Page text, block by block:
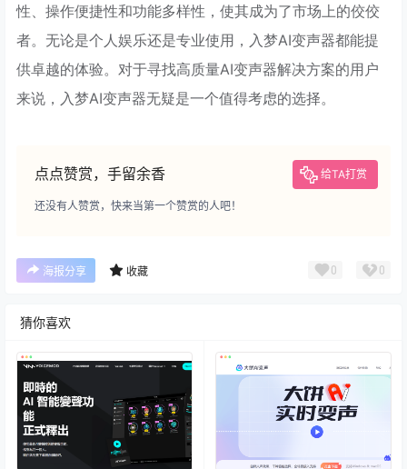
性、操作便捷性和功能多样性，使其成为了市场上的佼佼
者。无论是个人娱乐还是专业使用，入梦AI变声器都能提
供卓越的体验。对于寻找高质量AI变声器解决方案的用户
来说，入梦AI变声器无疑是一个值得考虑的选择。
点点赞赏，手留余香 给TA打赏
还没有人赞赏，快来当第一个赞赏的人吧！
海报分享 收藏 0 0
猜你喜欢